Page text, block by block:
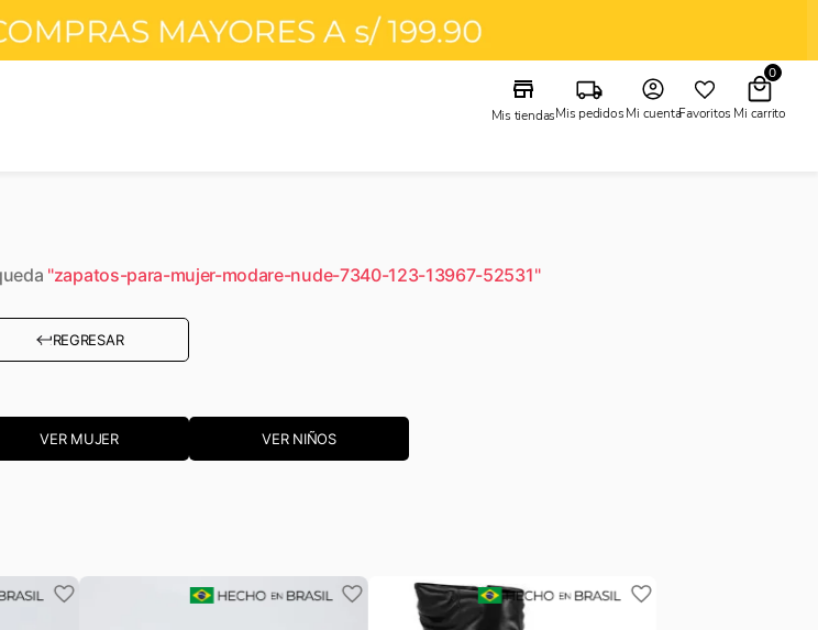
Mis tiendasMis pedidosMi cuentaFavoritos
0
"zapatos-para-mujer-modare-nude-7340-123-13967-52531"
REGRESAR
VER MUJER VER NIÑOS